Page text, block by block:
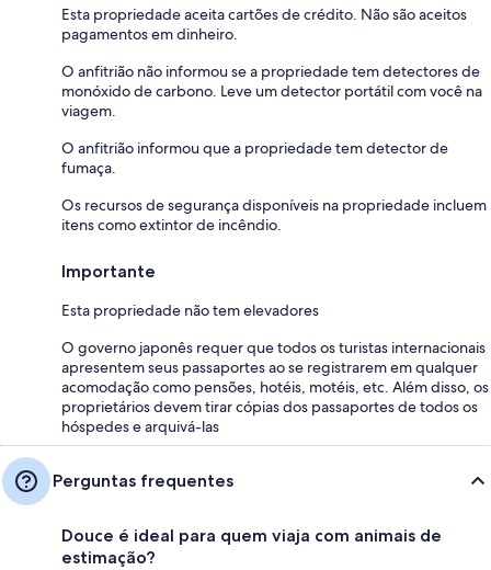
Esta propriedade aceita cartões de crédito. Não são aceitos
pagamentos em dinheiro.
O anfitrião não informou se a propriedade tem detectores de
monóxido de carbono. Leve um detector portátil com você na
viagem.
O anfitrião informou que a propriedade tem detector de
fumaça.
Os recursos de segurança disponíveis na propriedade incluem
itens como extintor de incêndio.
Importante
Esta propriedade não tem elevadores
O governo japonês requer que todos os turistas internacionais
apresentem seus passaportes ao se registrarem em qualquer
acomodação como pensões, hotéis, motéis, etc. Além disso, os
proprietários devem tirar cópias dos passaportes de todos os
hóspedes e arquivá-las
Perguntas frequentes
Douce é ideal para quem viaja com animais de
estimação?